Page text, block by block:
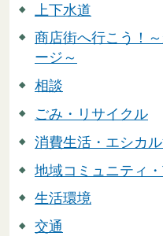
上下水道
商店街へ行こう！
ージ～
相談
ごみ・リサイクル
消費生活・エシカ
地域コミュニティ
生活環境
交通